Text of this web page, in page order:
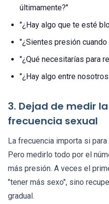
últimamente?"
"¿Hay algo que te esté
"¿Sientes presión
"¿Qué necesitarías para
"¿Hay algo entre
3. Dejad de medir
frecuencia sexual
La frecuencia importa si
Pero medirlo todo por el
más presión. A veces el
"tener más sexo", sino
gradual.